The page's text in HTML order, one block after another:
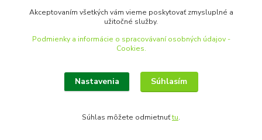
objednavky@merkantil-obchod.sk
Upraviť zber cookies.
Akceptovaním všetkých vám vieme poskytovať zmysluplné a
užitočné služby.
Podmienky a informácie o spracovávaní osobných údajov -
Cookies.
Nastavenia Súhlasím
Súhlas môžete odmietnuťtu.